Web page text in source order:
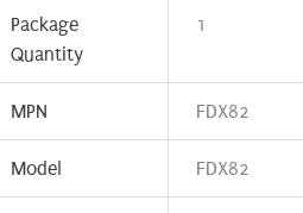
Package
Quantity
1
MPN FDX82
Model FDX82